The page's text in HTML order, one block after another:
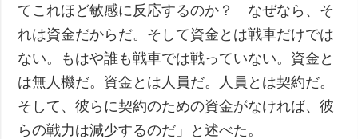
てこれほど敏感に反応するのか？ なぜなら、そ
れは資金だからだ。そして資金とは戦車だけでは
ない。もはや誰も戦車では戦っていない。資金と
は無人機だ。資金とは人員だ。人員とは契約だ。
そして、彼らに契約のための資金がなければ、彼
らの戦力は減少するのだ」と述べた。